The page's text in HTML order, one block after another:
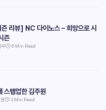
리뷰] NC 다이노스 – 희망으로 시
즌
우 6 Min Read
스텝업한 김주원
현 3 Min Read